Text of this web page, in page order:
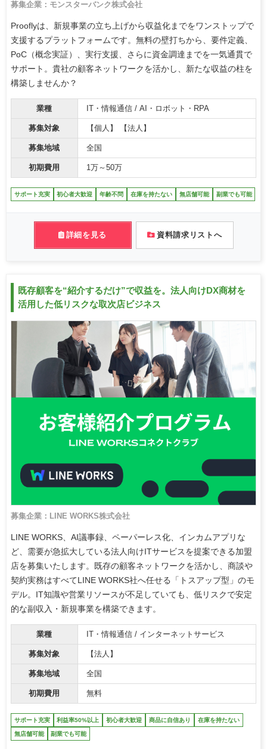
募集企業：モンスターバンク株式会社
Prooflyは、新規事業の立ち上げから収益化までをワンストップで
支援するプラットフォームです。無料の壁打ちから、要件定義、
PoC（概念実証）、実行支援、さらに資金調達までを一気通貫で
サポート。貴社の顧客ネットワークを活かし、新たな収益の柱を
構築しませんか？
業種 IT・情報通信 / AI・ロボット・RPA
募集対象 【個人】 【法人】
募集地域 全国
初期費用 1万～50万
サポート充実 初心者大歓迎 年齢不問 在庫を持たない 無店舗可能 副業でも可能
詳細を見る 資料請求リストへ
既存顧客を“紹介するだけ”で収益を。法人向けDX商材を
活用した低リスクな取次店ビジネス
募集企業：LINE WORKS株式会社
LINE WORKS、AI議事録、ペーパーレス化、インカムアプリな
ど、需要が急拡大している法人向けITサービスを提案できる加盟
店を募集いたします。既存の顧客ネットワークを活かし、商談や
契約実務はすべてLINE WORKS社へ任せる「トスアップ型」のモ
デル。IT知識や営業リソースが不足していても、低リスクで安定
的な副収入・新規事業を構築できます。
業種 IT・情報通信 / インターネットサービス
募集対象 【法人】
募集地域 全国
初期費用 無料
サポート充実 利益率50%以上 初心者大歓迎 商品に自信あり 在庫を持たない
無店舗可能 副業でも可能